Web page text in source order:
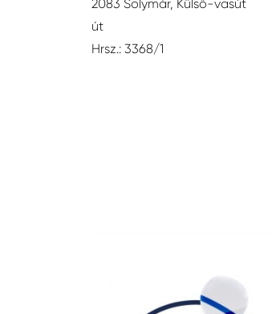
2083 Solymár, Külső-vasút
út
Hrsz.: 3368/1